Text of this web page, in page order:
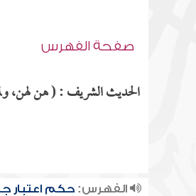
صفحة الفهرس
الحديث الشريف : ( هن لهن،
الفهرس:حكم اعتبار